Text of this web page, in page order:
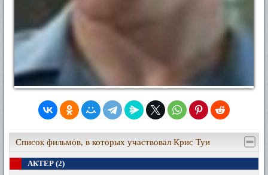
Список фильмов, в которых участвовал Крис Туи
АКТЕР (2)